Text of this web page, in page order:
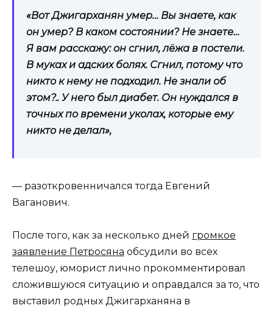
«Вот Джигарханян умер… Вы знаете, как
он умер? В каком состоянии? Не знаете…
Я вам расскажу: он сгнил, лёжа в постели.
В муках и адских болях. Сгнил, потому что
никто к нему не подходил. Не знали об
этом?.. У него был диабет. Он нуждался в
точных по времени уколах, которые ему
никто не делал»,
— разоткровенничался тогда Евгений
Ваганович.
После того, как за несколько дней громкое
заявление Петросяна обсудили во всех
телешоу, юморист лично прокомментировал
сложившуюся ситуацию и оправдался за то, что
выставил родных Джигарханяна в